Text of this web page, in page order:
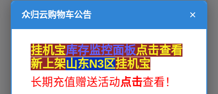
湖北D2区挂机宝 Hyper-V架构
￥ 6.6
众归云购物车公告 ×
挂机宝库存监控面板点击查看
新上架山东N3区挂机宝
长期充值赠送活动点击查看！